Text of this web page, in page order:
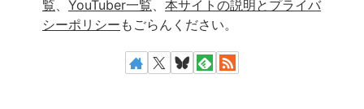
覧、 YouTuber一覧、 本サイトの説明とプライバ
シーポリシー もごらんください。